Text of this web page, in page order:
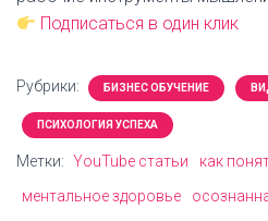
Подписаться в один клик
Рубрики: БИЗНЕС ОБУЧЕНИЕ
ПСИХОЛОГИЯ УСПЕХА
Метки: YouTube статьи как
ментальное здоровье